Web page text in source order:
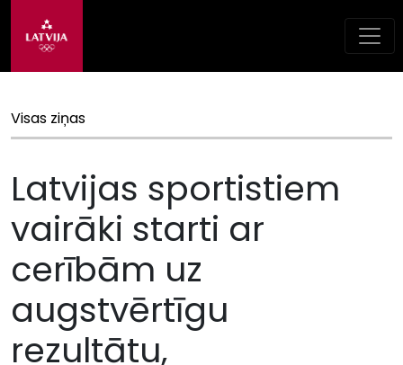
Visas ziņas
Latvijas sportistiem
vairāki starti ar
cerībām uz
augstvērtīgu
rezultātu,